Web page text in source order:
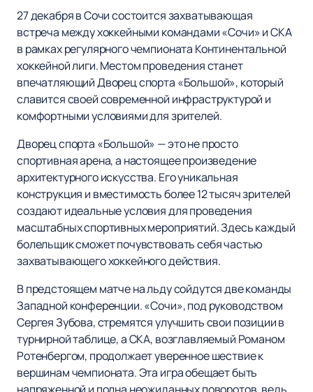
27 декабря в Сочи состоится захватывающая
встреча между хоккейными командами «Сочи» и СКА
в рамках регулярного чемпионата Континентальной
хоккейной лиги. Местом проведения станет
впечатляющий Дворец спорта «Большой», который
славится своей современной инфраструктурой и
комфортными условиями для зрителей.
Дворец спорта «Большой» — это не просто
спортивная арена, а настоящее произведение
архитектурного искусства. Его уникальная
конструкция и вместимость более 12 тысяч зрителей
создают идеальные условия для проведения
масштабных спортивных мероприятий. Здесь каждый
болельщик сможет почувствовать себя частью
захватывающего хоккейного действия.
В предстоящем матче на льду сойдутся две команды
Западной конференции. «Сочи», под руководством
Сергея Зубова, стремятся улучшить свои позиции в
турнирной таблице, а СКА, возглавляемый Романом
Ротенбергом, продолжает уверенное шествие к
вершинам чемпионата. Эта игра обещает быть